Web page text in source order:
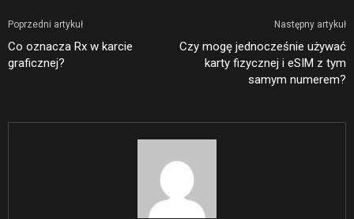
Poprzedni artykuł
Co oznacza Rx w karcie
graficznej?
Następny artykuł
Czy mogę jednocześnie używać
karty fizycznej i eSIM z tym
samym numerem?